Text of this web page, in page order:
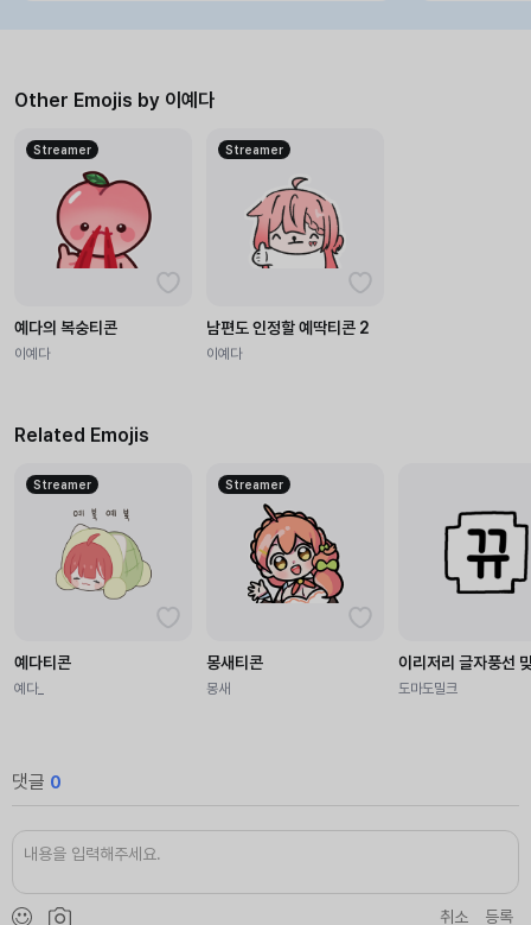
Other Emojis by 이예다
Streamer
예다의 복숭티콘
이예다
Streamer
남편도 인정할 예딱티콘 2
이예다
Related Emojis
Streamer
예다티콘
예다_
Streamer
몽새티콘
몽새
이리저리 글자풍선
도마도밀크
댓글 0
취소 등록